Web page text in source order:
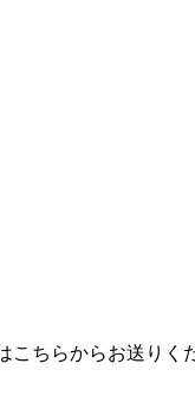
こちらからお送りく